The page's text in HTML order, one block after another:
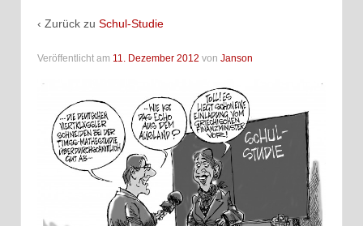
‹ Zurück zu Schul-Studie
Veröffentlicht am 11. Dezember 2012 von Janson